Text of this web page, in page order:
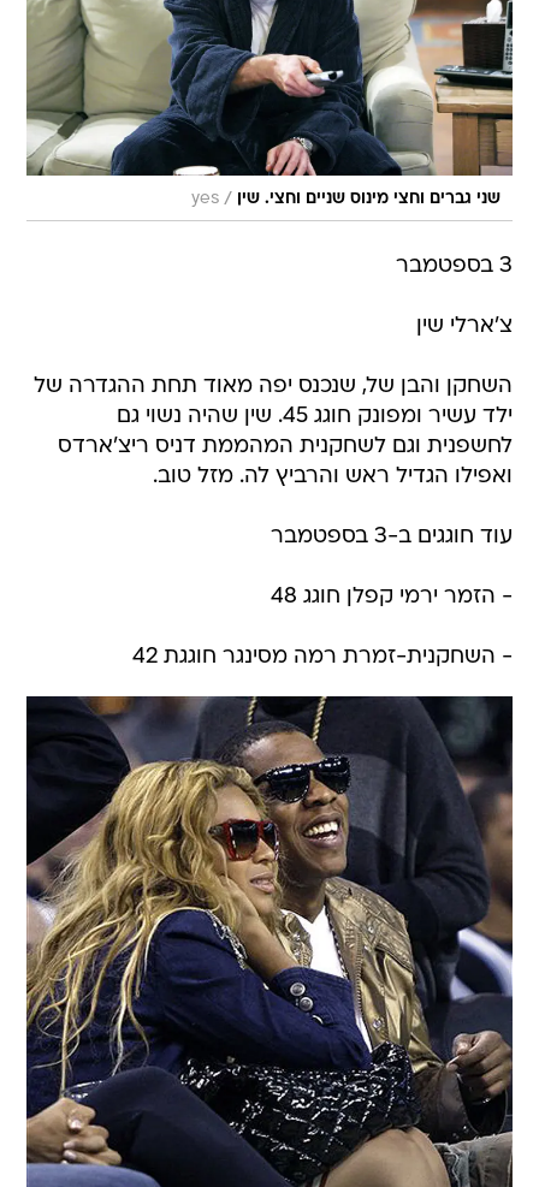
שני גברים וחצי מינוס שניים וחצי. שין /
yes
3 בספטמבר
צ'ארלי שין
השחקן והבן של, שנכנס יפה מאוד תחת ההגדרה של
ילד עשיר ומפונק חוגג 45. שין שהיה נשוי גם
לחשפנית וגם לשחקנית המהממת דניס ריצ'ארדס
ואפילו הגדיל ראש והרביץ לה. מזל טוב.
עוד חוגגים ב-3 בספטמבר
- הזמר ירמי קפלן חוגג 48
- השחקנית-זמרת רמה מסינגר חוגגת 42